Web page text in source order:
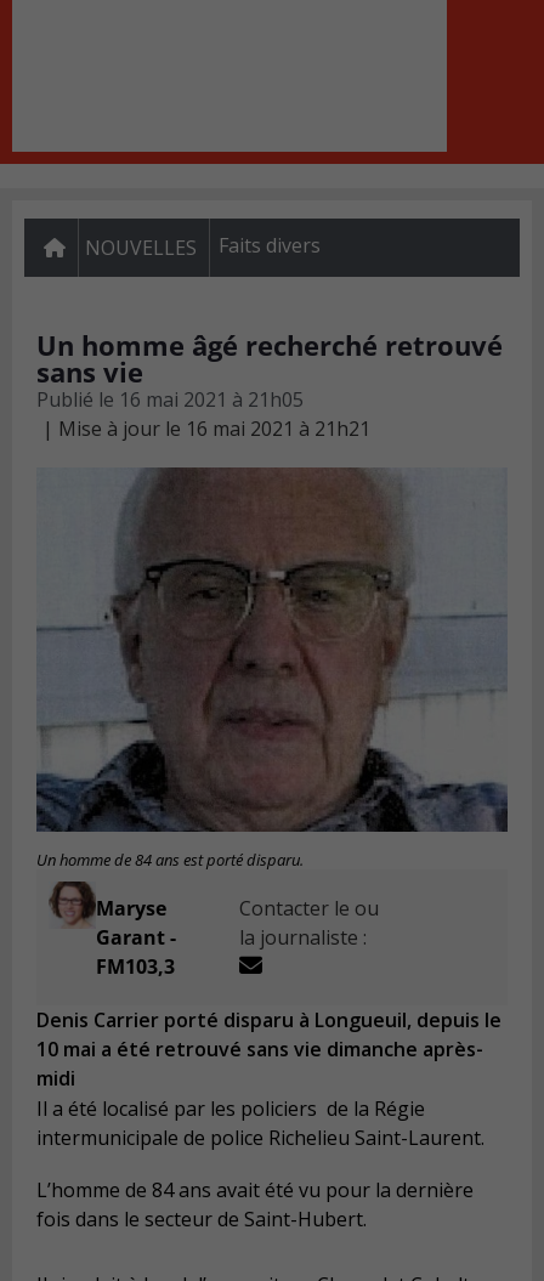
NOUVELLES Faits divers
Un homme âgé recherché retrouvé
sans vie
Publié le 16 mai 2021 à 21h05
Mise à jour le 16 mai 2021 à 21h21
Un homme de 84 ans est porté disparu.
Maryse
Garant -
FM103,3
Contacter le ou
la journaliste :
Denis Carrier porté disparu à Longueuil, depuis le
10 mai a été retrouvé sans vie dimanche après-
midi
Il a été localisé par les policiers de la Régie
intermunicipale de police Richelieu Saint-Laurent.
L’homme de 84 ans avait été vu pour la dernière
fois dans le secteur de Saint-Hubert.